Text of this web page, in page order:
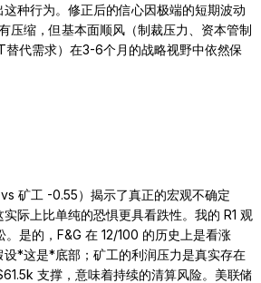
种行为。修正后的信心因极端的短期波动
压缩，但基本面顺风（制裁压力、资本管制
替代需求）在3-6个月的战略视野中依然保
矿工 -0.55）揭示了真正的宏观不确定
际上比单纯的恐惧更具看跌性。我的 R1 观
。是的，F&G 在 12/100 的历史上是看涨
设*这是*底部；矿工的利润压力是真实存在
支撑，意味着持续的清算风险。美联储